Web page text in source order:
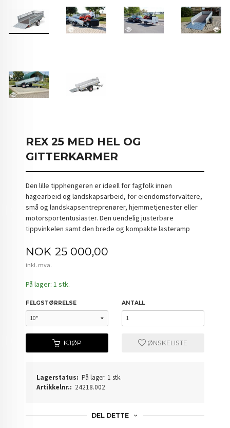
REX 25 MED HEL OG
GITTERKARMER
Den lille tipphengeren er ideell for fagfolk innen
hagearbeid og landskapsarbeid, for eiendomsforvaltere,
små og landskapsentreprenører, hjemmetjenester eller
motorsportentusiaster. Den uendelig justerbare
tippvinkelen samt den brede og kompakte lasteramp
Pris
NOK 25 000,00
inkl. mva.
På lager: 1 stk.
FELGSTØRRELSE ANTALL
KJØP ØNSKELISTE
Lagerstatus: På lager: 1 stk.
Artikkelnr.: 24218.002
DEL DETTE